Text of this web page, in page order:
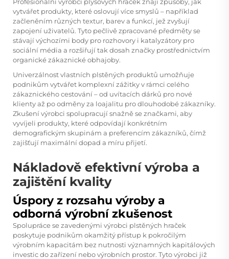
vytvářet produkty, které oslovují více smyslů – například
začleněním různých textur, barev a funkcí, jež zvyšují
zapojení uživatelů. Tyto pečlivě zpracované předměty se
stávají výchozími body pro rozhovory i katalyzátory pro
sociální média a rozšiřují tak dosah značky prostřednictvím
organické zákaznické obhajoby.
Univerzálnost vlastních plstěných produktů umožňuje
podnikům vytvářet komplexní zážitky v rámci celého
zákaznického cestování – od uvítacích dárků pro nové
klienty až po odměny za loajalitu pro dlouhodobé zákazníky.
Zkušení výrobci spolupracují snažně se značkami, aby
vyvíjeli produkty, které odpovídají konkrétním
demografickým skupinám a preferencím zákazníků, čímž
zajišťují maximální dopad a míru přijetí.
Nákladově efektivní výroba a
zajištění kvality
Úspory z rozsahu výroby a
odborná výrobní zkušenost
Spolupráce se zavedenými výrobci plstěných hraček
poskytuje podnikům okamžitý přístup k pokročilým
výrobním kapacitám bez nutnosti významných kapitálových
investic do zařízení nebo výrobních prostor. Tyto výrobci již